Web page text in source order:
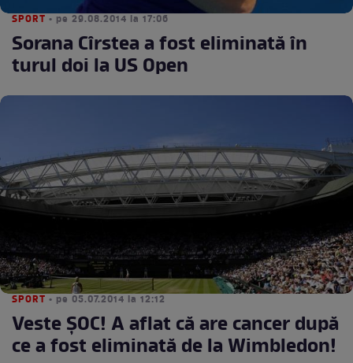
SPORT • pe 29.08.2014 la 17:06
Sorana Cîrstea a fost eliminată în
turul doi la US Open
SPORT • pe 05.07.2014 la 12:12
Veste ŞOC! A aflat că are cancer după
ce a fost eliminată de la Wimbledon!